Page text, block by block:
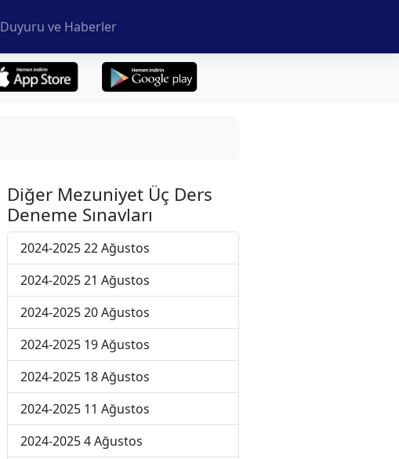
Duyuru ve Haberler
Diğer Mezuniyet Üç Ders
Deneme Sınavları
2024-2025 22 Ağustos
2024-2025 21 Ağustos
2024-2025 20 Ağustos
2024-2025 19 Ağustos
2024-2025 18 Ağustos
2024-2025 11 Ağustos
2024-2025 4 Ağustos